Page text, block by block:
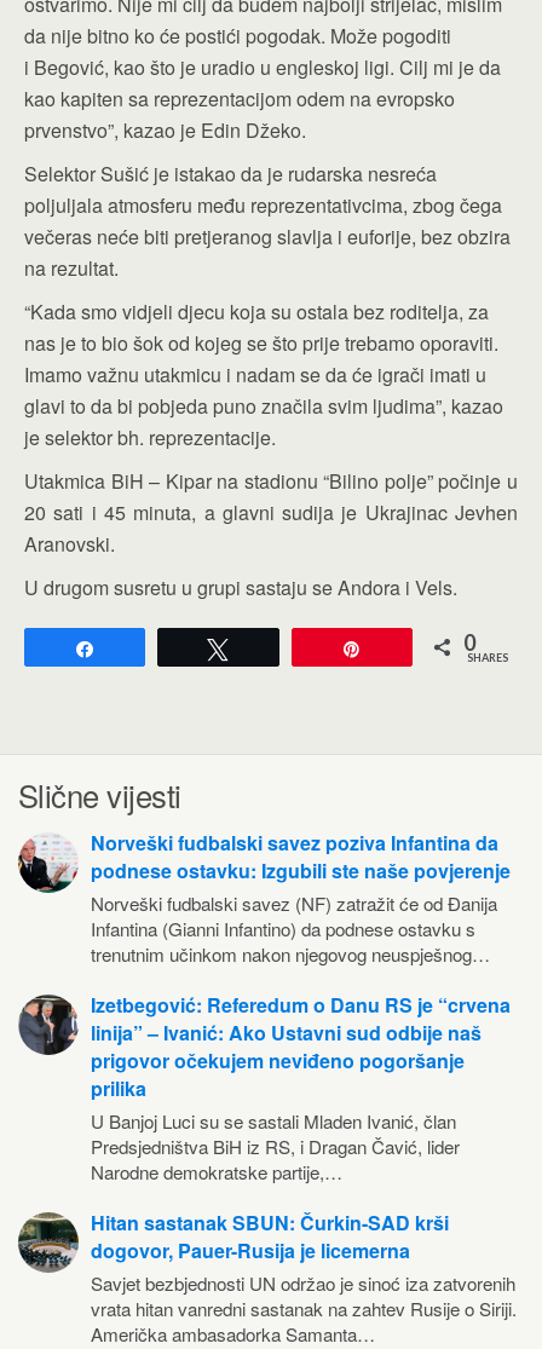
da nije bitno ko će postići pogodak. Može pogoditi
i Begović, kao što je uradio u engleskoj ligi. Cilj mi je da
kao kapiten sa reprezentacijom odem na evropsko
prvenstvo”, kazao je Edin Džeko.
Selektor Sušić je istakao da je rudarska nesreća
poljuljala atmosferu među reprezentativcima, zbog čega
večeras neće biti pretjeranog slavlja i euforije, bez obzira
na rezultat.
“Kada smo vidjeli djecu koja su ostala bez roditelja, za
nas je to bio šok od kojeg se što prije trebamo oporaviti.
Imamo važnu utakmicu i nadam se da će igrači imati u
glavi to da bi pobjeda puno značila svim ljudima”, kazao
je selektor bh. reprezentacije.
Utakmica BiH – Kipar na stadionu “Bilino polje” počinje u
20 sati i 45 minuta, a glavni sudija je Ukrajinac Jevhen
Aranovski.
U drugom susretu u grupi sastaju se Andora i Vels.
0
SHARES
Slične vijesti
Norveški fudbalski savez poziva Infantina da
podnese ostavku: Izgubili ste naše povjerenje
Norveški fudbalski savez (NF) zatražit će od Đanija
Infantina (Gianni Infantino) da podnese ostavku s
trenutnim učinkom nakon njegovog neuspješnog…
Izetbegović: Referedum o Danu RS je “crvena
linija” – Ivanić: Ako Ustavni sud odbije naš
prigovor očekujem neviđeno pogoršanje
prilika
U Banjoj Luci su se sastali Mladen Ivanić, član
Predsjedništva BiH iz RS, i Dragan Čavić, lider
Narodne demokratske partije,…
Hitan sastanak SBUN: Čurkin-SAD krši
dogovor, Pauer-Rusija je licemerna
Savjet bezbjednosti UN održao je sinoć iza zatvorenih
vrata hitan vanredni sastanak na zahtev Rusije o Siriji.
Američka ambasadorka Samanta…